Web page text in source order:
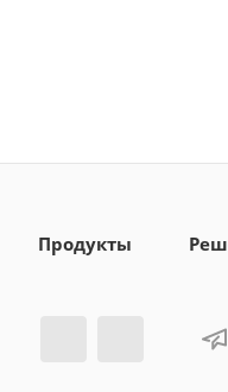
Продукты